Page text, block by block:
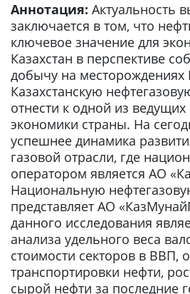
Аннотация: Актуальность
заключается в том, что
ключевое значение для
Казахстан в перспективе
добычу на месторождениях
Казахстанскую
отнести к одной из ведущих
экономики страны. На
успешнее динамика
газовой отрасли, где
оператором является АО
Национальную
представляет АО
данного исследования
анализа удельного веса
стоимости секторов в ВВП,
транспортировки нефти,
сырой нефти за последние